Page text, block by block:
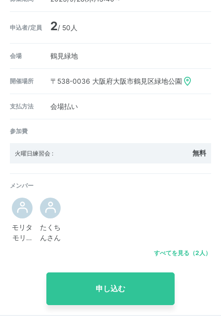
申込者/定員 2/ 50人
会場 鶴見緑地
開催場所 〒538-0036 大阪府大阪市鶴見区緑地公園
支払方法 会場払い
参加費
火曜日練習会 : 無料
メンバー
モリタ
モリ…
たくち
んさん
すべてを見る（2人）
申し込む